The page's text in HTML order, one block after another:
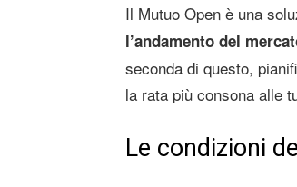
Il Mutuo Open è una
l’andamento del
seconda di questo,
la rata più consona alle
Le condizioni